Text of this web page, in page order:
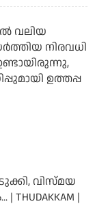
വലിയ
നിരവധി
ഉത്തപ്പ
വിസ്മയ
|